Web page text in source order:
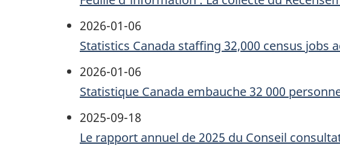
2026-01-06
Statistics Canada staffing 32,000 census jobs
2026-01-06
Statistique Canada embauche 32 000
2025-09-18
Le rapport annuel de 2025 du Conseil